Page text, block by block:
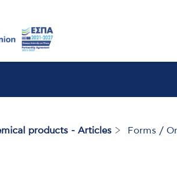
products - Articles Forms /